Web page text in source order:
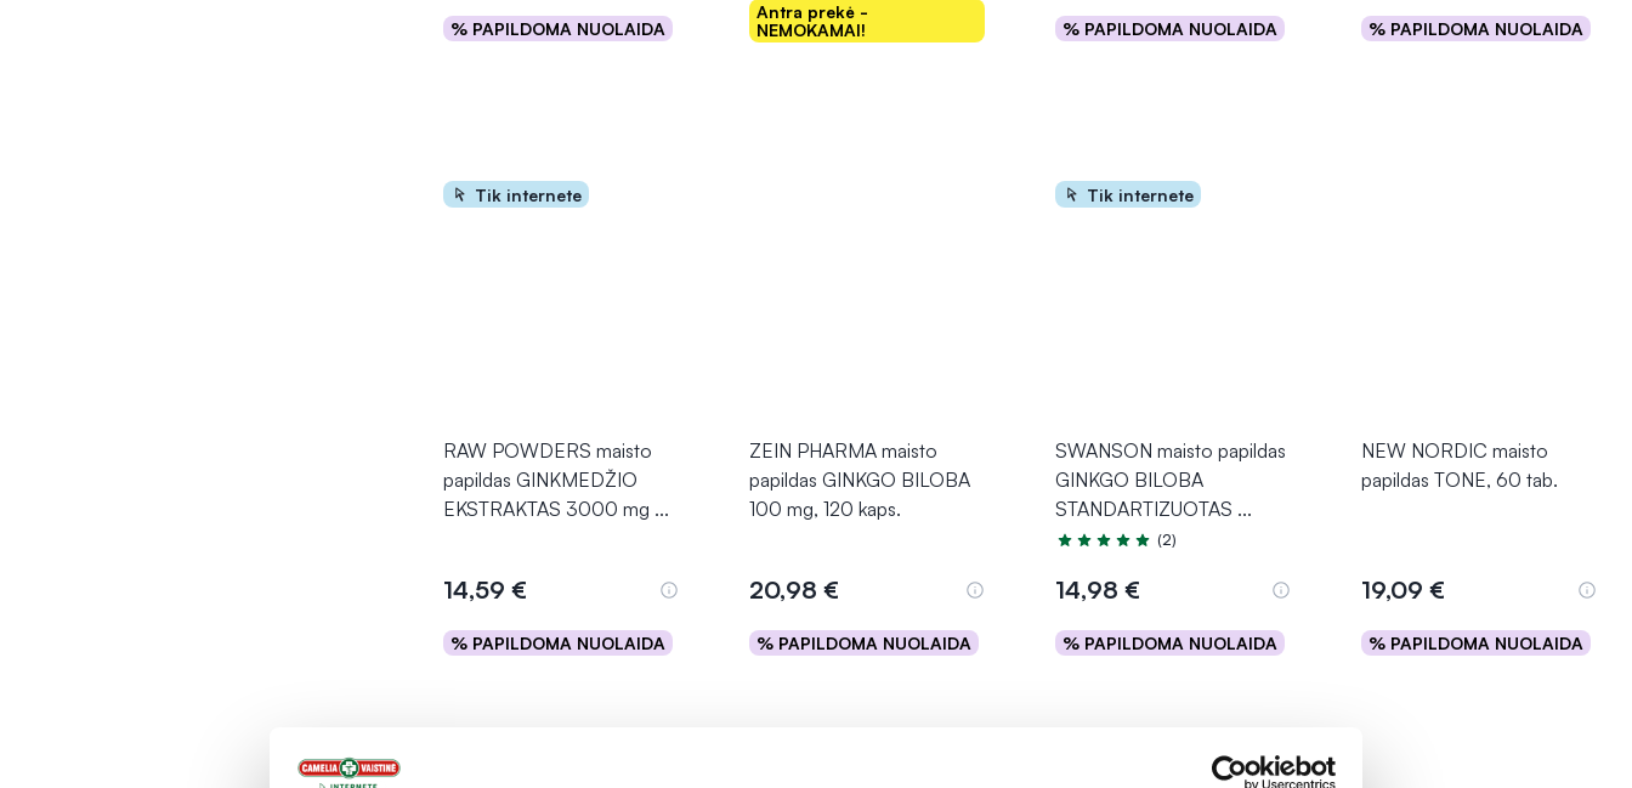
% PAPILDOMA NUOLAIDA
Į krepšelį
Antra prekė -
NEMOKAMAI!
Į krepšelį
% PAPILDOMA NUOLAIDA
Į krepšelį
% PAPILDOMA NUOLAIDA
Į krepšelį
Tik internete
RAW POWDERS maisto
papildas GINKMEDŽIO
EKSTRAKTAS 3000 mg ...
14,59 €
% PAPILDOMA NUOLAIDA
Į krepšelį
ZEIN PHARMA maisto
papildas GINKGO BILOBA
100 mg, 120 kaps.
20,98 €
% PAPILDOMA NUOLAIDA
Į krepšelį
Tik internete
SWANSON maisto papildas
GINKGO BILOBA
STANDARTIZUOTAS ...
Įvertinimas 5.0 iš 5
(2)
14,98 €
% PAPILDOMA NUOLAIDA
Į krepšelį
NEW NORDIC maisto
papildas TONE, 60 tab.
19,09 €
% PAPILDOMA NUOLAIDA
Į krepšelį